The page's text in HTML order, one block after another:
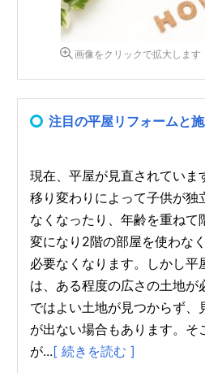
画像をクリックで拡大します
注目の平屋リフォームと
現在、平屋が見直されていま
移り変わりによって子供が独
なくなったり、年齢を重ねて
変になり2階の部屋を使わな
必要なくなります。しかし平
は、ある程度の広さの土地が
ではよい土地が見つからず、
が出ない場合もあります。そ
が...[ 続きを読む ]